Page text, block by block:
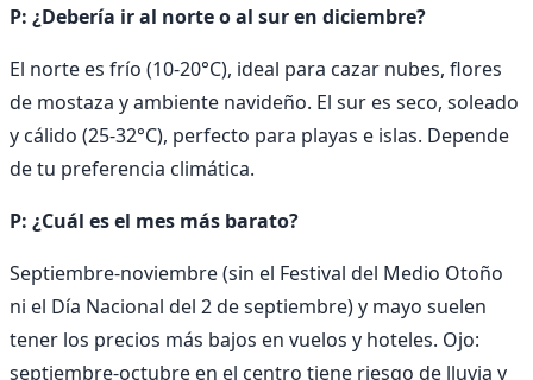
P: ¿Debería ir al norte o al sur en diciembre?
El norte es frío (10-20°C), ideal para cazar nubes, flores
de mostaza y ambiente navideño. El sur es seco, soleado
y cálido (25-32°C), perfecto para playas e islas. Depende
de tu preferencia climática.
P: ¿Cuál es el mes más barato?
Septiembre-noviembre (sin el Festival del Medio Otoño
ni el Día Nacional del 2 de septiembre) y mayo suelen
tener los precios más bajos en vuelos y hoteles. Ojo:
septiembre-octubre en el centro tiene riesgo de lluvia y